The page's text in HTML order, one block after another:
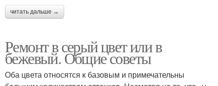
читать дальше →
Ремонт в серый цвет или в
бежевый. Общие советы
Оба цвета относятся к базовым и примечательны